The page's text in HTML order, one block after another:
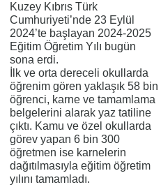
​​​​​​​Kuzey Kıbrıs Türk
Cumhuriyeti’nde 23 Eylül
2024’te başlayan 2024-2025
Eğitim Öğretim Yılı bugün
sona erdi.
İlk ve orta dereceli okullarda
öğrenim gören yaklaşık 58 bin
öğrenci, karne ve tamamlama
belgelerini alarak yaz tatiline
çıktı. Kamu ve özel okullarda
görev yapan 6 bin 300
öğretmen ise karnelerin
dağıtılmasıyla eğitim öğretim
yılını tamamladı.